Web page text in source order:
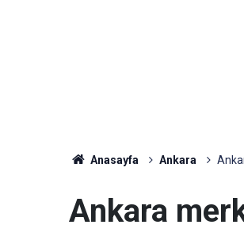
Anasayfa Ankara
Ankara